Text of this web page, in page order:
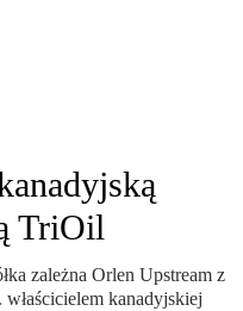
TriOil
zależna Orlen Upstream z
kanadyjskiej